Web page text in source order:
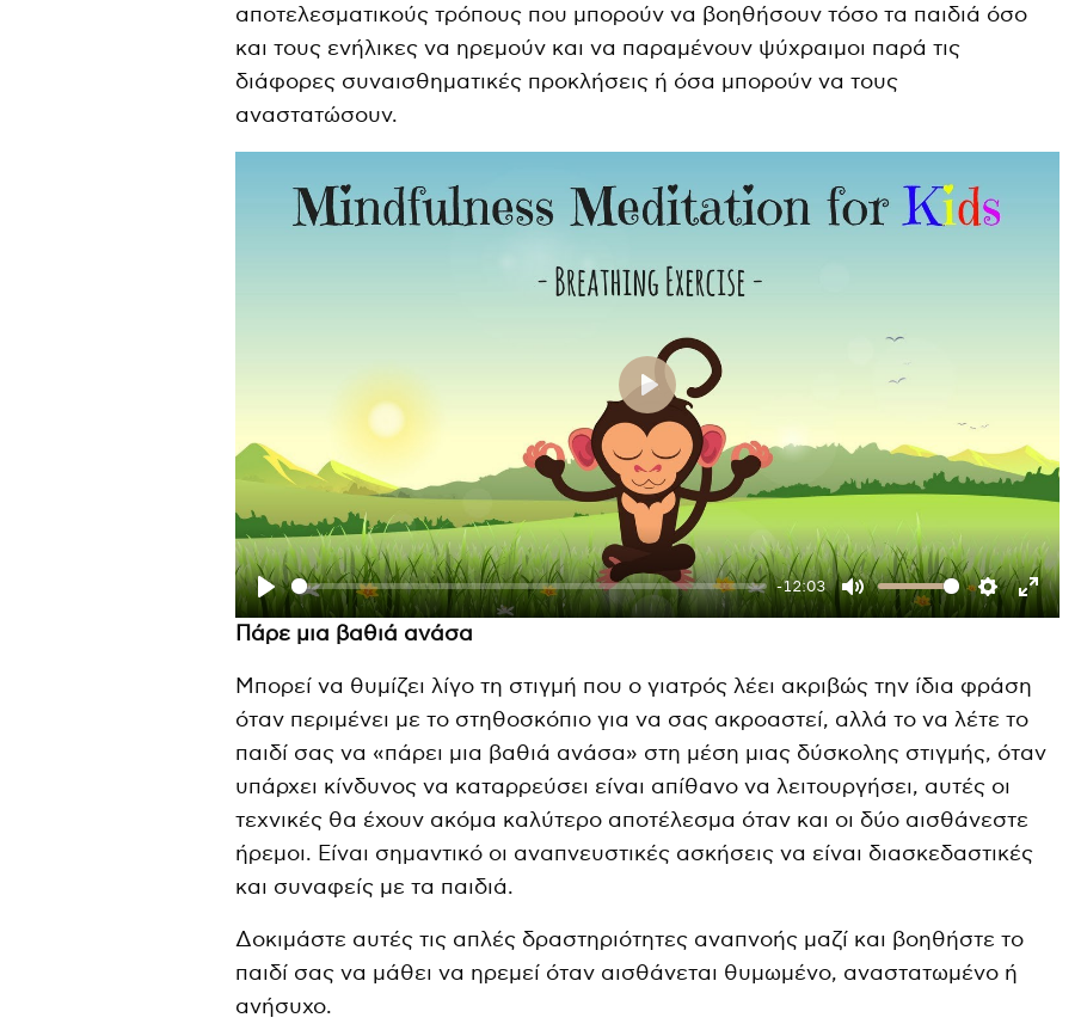
αποτελεσματικούς τρόπους που μπορούν να βοηθήσουν τόσο τα παιδιά όσο
και τους ενήλικες να ηρεμούν και να παραμένουν ψύχραιμοι παρά τις
διάφορες συναισθηματικές προκλήσεις ή όσα μπορούν να τους
αναστατώσουν.
P
l
a
y
-12:03
M
t
e
S
t
t
i
n
g
s
E
t
r
l
P
l
a
Πάρε μια βαθιά ανάσα
Μπορεί να θυμίζει λίγο τη στιγμή που ο γιατρός λέει ακριβώς την ίδια φράση
όταν περιμένει με το στηθοσκόπιο για να σας ακροαστεί, αλλά το να λέτε το
παιδί σας να «πάρει μια βαθιά ανάσα» στη μέση μιας δύσκολης στιγμής, όταν
υπάρχει κίνδυνος να καταρρεύσει είναι απίθανο να λειτουργήσει, αυτές οι
τεχνικές θα έχουν ακόμα καλύτερο αποτέλεσμα όταν και οι δύο αισθάνεστε
ήρεμοι. Είναι σημαντικό οι αναπνευστικές ασκήσεις να είναι διασκεδαστικές
και συναφείς με τα παιδιά.
Δοκιμάστε αυτές τις απλές δραστηριότητες αναπνοής μαζί και βοηθήστε το
παιδί σας να μάθει να ηρεμεί όταν αισθάνεται θυμωμένο, αναστατωμένο ή
ανήσυχο.